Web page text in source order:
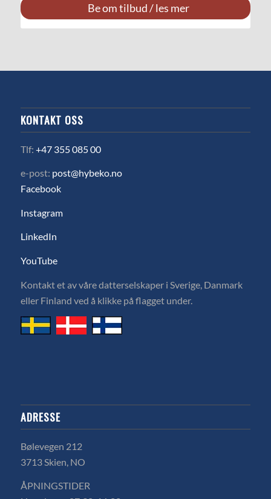
Be om tilbud / les mer
KONTAKT OSS
Tlf: +47 355 085 00
e-post: post@hybeko.no
Facebook
Instagram
LinkedIn
YouTube
Kontakt et av våre datterselskaper i Sverige, Danmark
eller Finland ved å klikke på flagget under.
ADRESSE
Bølevegen 212
3713 Skien, NO
ÅPNINGSTIDER